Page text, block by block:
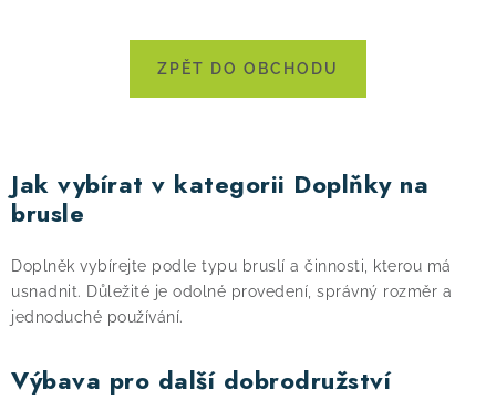
ZPĚT DO OBCHODU
Jak vybírat v kategorii Doplňky na
brusle
Doplněk vybírejte podle typu bruslí a činnosti, kterou má
usnadnit. Důležité je odolné provedení, správný rozměr a
jednoduché používání.
Výbava pro další dobrodružství